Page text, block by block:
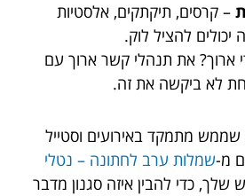
– קרסים, תיקתקים, אלסטיות
יכולים להציל לוק.
ארוך? את תנהלי קשר ארוך עם
לא ביקשה את זה.
שממש מתמקד באירועים וסטייל
מ-שמלות ערב לחתונה – נטלי
שלך, כדי להבין איזה סגנון מדבר